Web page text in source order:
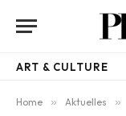
ART & CULTURE
Home » Aktuelles »